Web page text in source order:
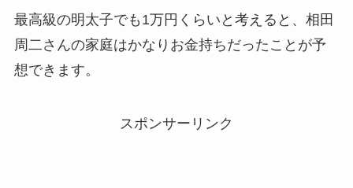
最高級の明太子でも1万円くらいと考えると、相田
周二さんの家庭はかなりお金持ちだったことが予
想できます。
スポンサーリンク